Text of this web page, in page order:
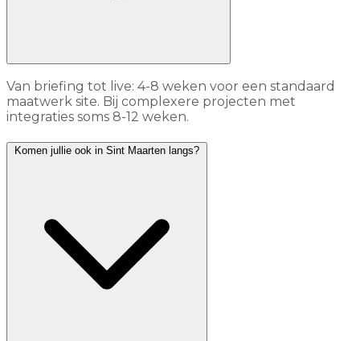
Van briefing tot live: 4-8 weken voor een standaard
maatwerk site. Bij complexere projecten met
integraties soms 8-12 weken.
Komen jullie ook in Sint Maarten langs?